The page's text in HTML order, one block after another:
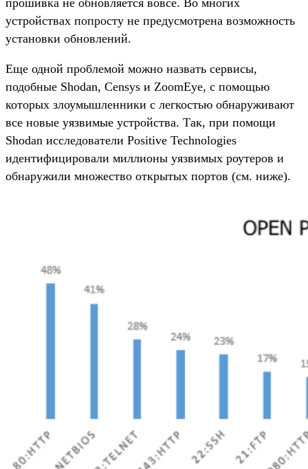
устройствах попросту не предусмотрена возможность
установки обновлений.
Еще одной проблемой можно назвать сервисы,
подобные Shodan, Censys и ZoomEye, с помощью
которых злоумышленники с легкостью обнаруживают
все новые уязвимые устройства. Так, при помощи
Shodan исследователи Positive Technologies
идентифицировали миллионы уязвимых роутеров и
обнаружили множество открытых портов (см. ниже).